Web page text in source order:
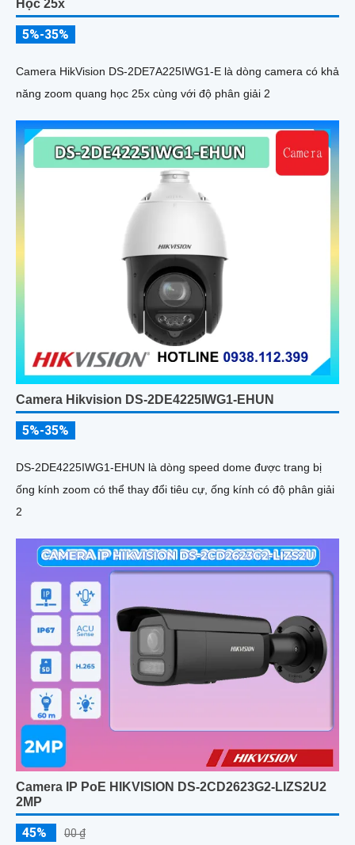
Học 25x
5%-35%
Camera HikVision DS-2DE7A225IWG1-E là dòng camera có khả
năng zoom quang học 25x cùng với độ phân giải 2
Camera Hikvision DS-2DE4225IWG1-EHUN
5%-35%
DS-2DE4225IWG1-EHUN là dòng speed dome được trang bị
ống kính zoom có thể thay đổi tiêu cự, ống kính có độ phân giải
2
Camera IP PoE HIKVISION DS-2CD2623G2-LIZS2U2
2MP
45% 00 ₫